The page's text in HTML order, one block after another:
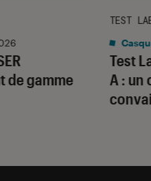
de gamme
5
Test
A : un
TEST